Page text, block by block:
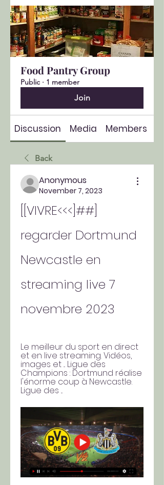
Food Pantry Group
Public · 1 member
Join
Discussion Media Members
Back
Anonymous
November 7, 2023
[[VIVRE<<<]##]
regarder Dortmund
Newcastle en
streaming live 7
novembre 2023
Le meilleur du sport en direct
et en live streaming. Vidéos,
images et ... Ligue des
Champions : Dortmund réalise
l'énorme coup à Newcastle.
Ligue des ...